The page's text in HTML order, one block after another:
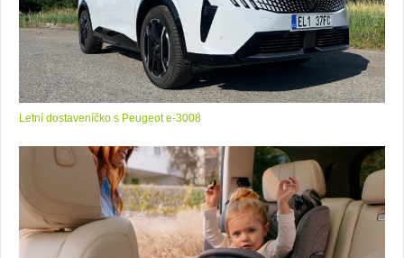
Letní dostaveníčko s Peugeot e-3008